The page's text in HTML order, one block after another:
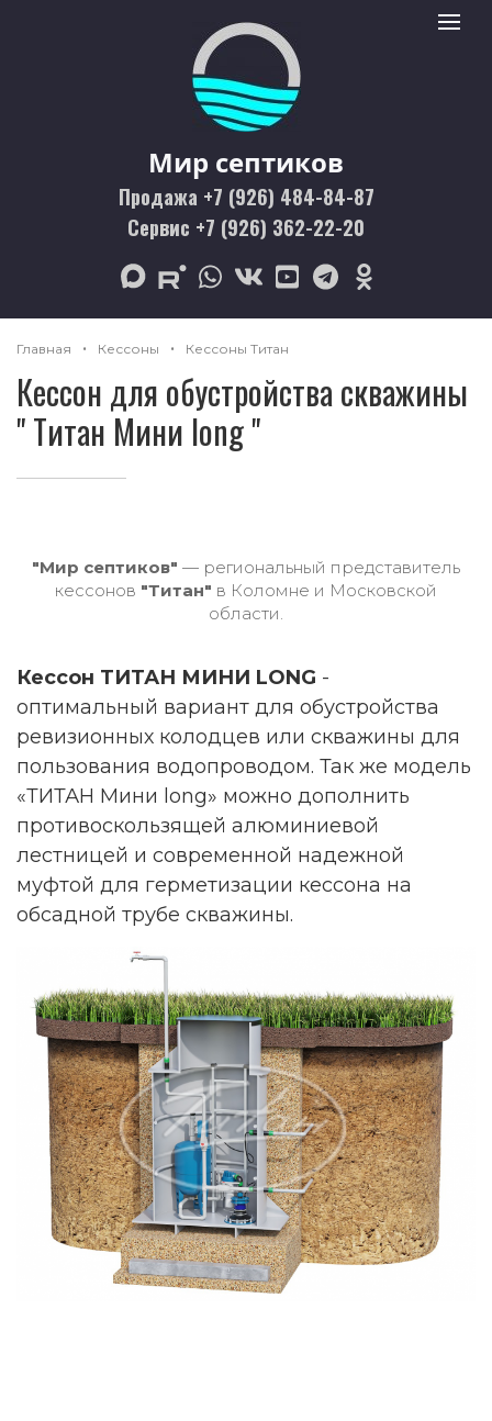
Мир септиков logo
Мир септиков
Продажа +7 (926) 484-84-87
Сервис +7 (926) 362-22-20
max rutubewhatsapp
vk youtubetelegramodnoklassniki
Toggle
Главная Кессоны Кессоны Титан
Кессон для обустройства скважины
" Титан Мини long "
"Мир септиков" — региональный представитель
кессонов "Титан" в Коломне и Московской
области.
Кессон ТИТАН МИНИ LONG -
оптимальный вариант для обустройства
ревизионных колодцев или скважины для
пользования водопроводом. Так же модель
«ТИТАН Мини long» можно дополнить
противоскользящей алюминиевой
лестницей и современной надежной
муфтой для герметизации кессона на
обсадной трубе скважины.